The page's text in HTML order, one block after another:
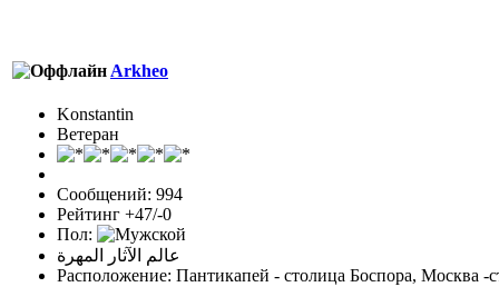
Arkheo
Konstantin
Ветеран
Сообщений: 994
Рейтинг +47/-0
Пол:
عالم الآثار المهرة
Расположение: Пантикапей - столица Боспора, Москва -